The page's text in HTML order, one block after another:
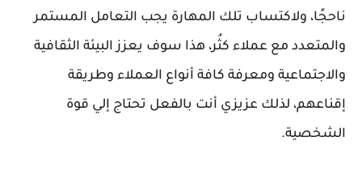
ناحجًا، ولاكتساب تلك المهارة يجب التعامل المستمر
والمتعدد مع عملاء كثُر، هذا سوف يعزز البيئة الثقافية
والاجتماعية ومعرفة كافة أنواع العملاء وطريقة
إقناعهم، لذلك عزيزي أنت بالفعل تحتاج إلي قوة
الشخصية.